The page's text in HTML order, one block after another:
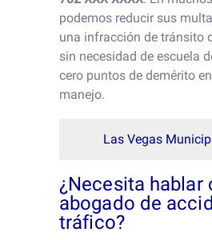
podemos reducir sus
una infracción de tránsito
sin necesidad de escuela
cero puntos de demérito
manejo.
Las Vegas
¿Necesita hablar
abogado de
tráfico?